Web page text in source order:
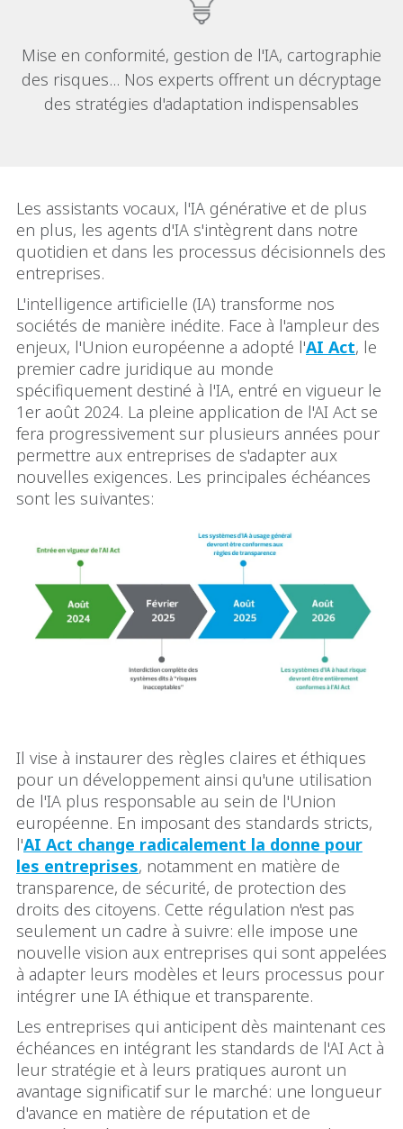
Mise en conformité, gestion de l'IA, cartographie
des risques... Nos experts offrent un décryptage
des stratégies d'adaptation indispensables
Les assistants vocaux, l'IA générative et de plus
en plus, les agents d'IA s'intègrent dans notre
quotidien et dans les processus décisionnels des
entreprises.
L'intelligence artificielle (IA) transforme nos
sociétés de manière inédite. Face à l'ampleur des
enjeux, l'Union européenne a adopté l'AI Act, le
premier cadre juridique au monde
spécifiquement destiné à l'IA, entré en vigueur le
1er août 2024. La pleine application de l'AI Act se
fera progressivement sur plusieurs années pour
permettre aux entreprises de s'adapter aux
nouvelles exigences. Les principales échéances
sont les suivantes:
Il vise à instaurer des règles claires et éthiques
pour un développement ainsi qu'une utilisation
de l'IA plus responsable au sein de l'Union
européenne. En imposant des standards stricts,
l'AI Act change radicalement la donne pour
les entreprises, notamment en matière de
transparence, de sécurité, de protection des
droits des citoyens. Cette régulation n'est pas
seulement un cadre à suivre: elle impose une
nouvelle vision aux entreprises qui sont appelées
à adapter leurs modèles et leurs processus pour
intégrer une IA éthique et transparente.
Les entreprises qui anticipent dès maintenant ces
échéances en intégrant les standards de l'AI Act à
leur stratégie et à leurs pratiques auront un
avantage significatif sur le marché: une longueur
d'avance en matière de réputation et de